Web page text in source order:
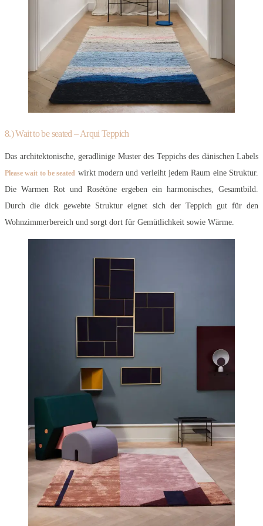
8.) Wait to be seated – Arqui Teppich
Das architektonische, geradlinige Muster des Teppichs des dänischen Labels
Please wait to be seated wirkt modern und verleiht jedem Raum eine Struktur.
Die Warmen Rot und Rosétöne ergeben ein harmonisches, Gesamtbild.
Durch die dick gewebte Struktur eignet sich der Teppich gut für den
Wohnzimmerbereich und sorgt dort für Gemütlichkeit sowie Wärme.